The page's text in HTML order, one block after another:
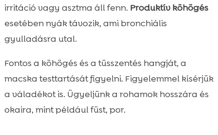
irritáció vagy asztma áll fenn. Produktív köhögés
esetében nyák távozik, ami bronchiális
gyulladásra utal.
Fontos a köhögés és a tüsszentés hangját, a
macska testtartását figyelni. Figyelemmel kísérjük
a váladékot is. Ügyeljünk a rohamok hosszára és
okaira, mint például füst, por.